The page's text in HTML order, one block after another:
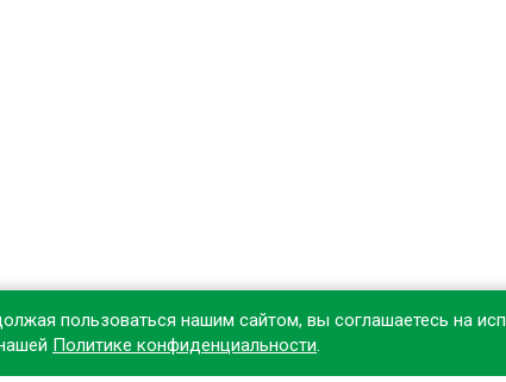
наше приложение, чтобы делать покупки удобнее!
пользоваться нашим сайтом, вы соглашаетесь на
Политике конфиденциальности.